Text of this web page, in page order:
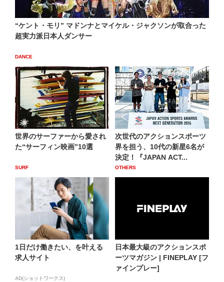
“ケント・モリ” マドンナとマイケル・ジャクソンが取合った
超実力派日本人ダンサー
DANCE
世界のサーファーから愛され
た“サーフィン映画”10選
SURF
次世代のアクションスポーツ
界を担う、10代の新星6名が
決定！『JAPAN ACT...
OTHERS
1日だけ働きたい、を叶える
求人サイト
AD(ショットワークス)
日本最大級のアクションスポ
ーツマガジン | FINEPLAY [フ
ァインプレー]